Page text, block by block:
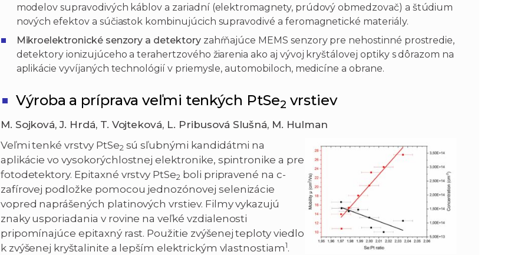
modelov supravodivých káblov a zariadní (elektromagnety, prúdový obmedzovač) a štúdium
nových efektov a súčiastok kombinujúcich supravodivé a feromagnetické materiály.
Mikroelektronické senzory a detektoryzahŕňajúce MEMS senzory pre nehostinné prostredie,
detektory ionizujúceho a terahertzového žiarenia ako aj vývoj kryštálovej optiky s dôrazom na
aplikácie vyvíjaných technológií v priemysle, automobiloch, medicíne a obrane.
Výroba a príprava veľmi tenkých PtSe2 vrstiev
M. Sojková, J. Hrdá, T. Vojteková, L. Pribusová Slušná, M. Hulman
Veľmi tenké vrstvy PtSe2 sú sľubnými kandidátmi na
aplikácie vo vysokorýchlostnej elektronike, spintronike a pre
fotodetektory. Epitaxné vrstvy PtSe2 boli pripravené na c-
zafírovej podložke pomocou jednozónovej selenizácie
vopred naprášených platinových vrstiev. Filmy vykazujú
znaky usporiadania v rovine na veľké vzdialenosti
pripomínajúce epitaxný rast. Použitie zvýšenej teploty viedlo
k zvýšenej kryštalinite a lepším elektrickým vlastnostiam1.